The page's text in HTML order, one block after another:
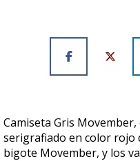
Camiseta Gris
serigrafiado en color rojo
bigote Movember, y los